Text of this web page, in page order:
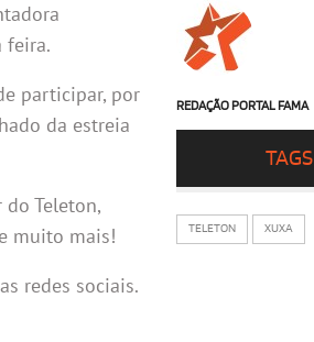
REDAÇÃO PORTAL FAMA
TAGS
TELETON XUXA
feira.
participar, por
da estreia
Teleton,
muito mais!
redes sociais.